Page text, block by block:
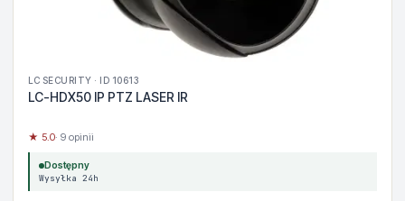
LC SECURITY · ID 10613
LC-HDX50 IP PTZ LASER IR
★ 5.0· 9 opinii
Dostępny
Wysyłka 24h